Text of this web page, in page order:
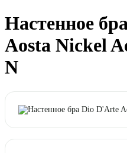
Настенное
Aosta Nickel
N